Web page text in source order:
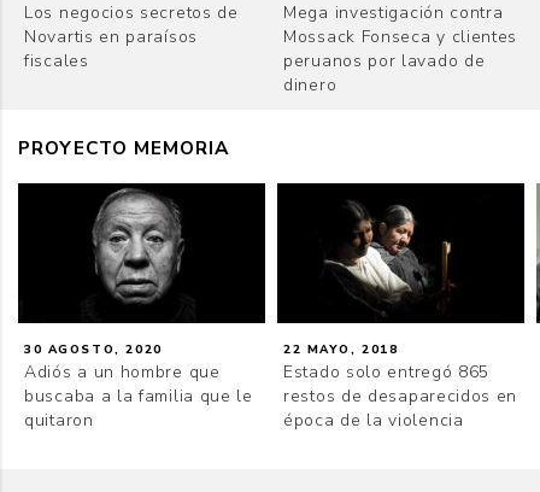
Los negocios secretos de
Novartis en paraísos
fiscales
Mega investigación contra
Mossack Fonseca y clientes
peruanos por lavado de
dinero
PROYECTO MEMORIA
30 AGOSTO, 2020
Adiós a un hombre que
buscaba a la familia que le
quitaron
22 MAYO, 2018
Estado solo entregó 865
restos de desaparecidos en
época de la violencia